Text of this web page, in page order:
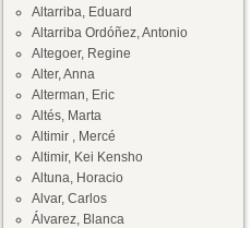
Altarriba, Eduard
Altarriba Ordóñez, Antonio
Altegoer, Regine
Alter, Anna
Alterman, Eric
Altés, Marta
Altimir , Mercé
Altimir, Kei Kensho
Altuna, Horacio
Alvar, Carlos
Álvarez, Blanca